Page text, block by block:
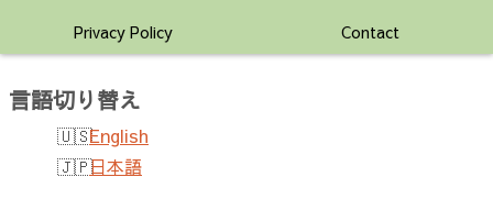
Privacy Policy
Contact
言語切り替え
English
日本語